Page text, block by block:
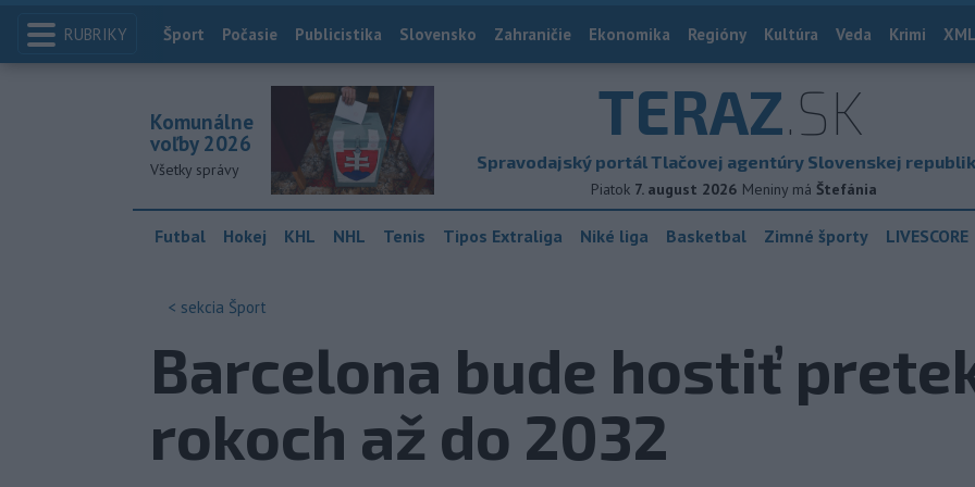
RUBRIKY Index
Šport Počasie Publicistika Slovensko Zahraničie Ekonomika Regióny Kultúra Veda Krimi
TERAZ.SK
Spravodajský portál Tlačovej agentúry Slovenskej
Piatok 7. august 2026 Meniny má Štefánia
Komunálne
voľby 2026
Všetky správy
Futbal Hokej KHL NHL Tenis Tipos Extraliga Niké liga Basketbal Zimné športy LIVESCORE
< sekcia Šport
Barcelona bude hostiť
rokoch až do 2032